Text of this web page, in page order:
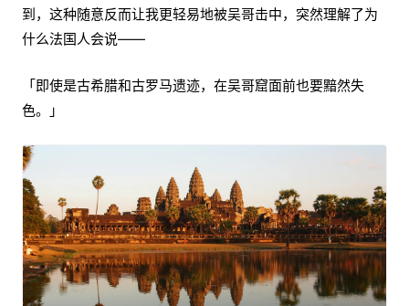
到，这种随意反而让我更轻易地被吴哥击中，突然理解了为
什么法国人会说——
「即使是古希腊和古罗马遗迹，在吴哥窟面前也要黯然失
色。」